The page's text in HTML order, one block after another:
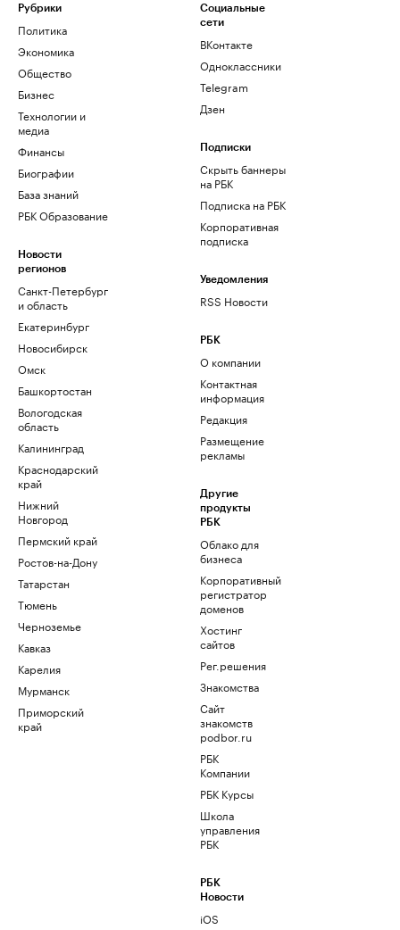
Рубрики
Политика
Экономика
Общество
Бизнес
Технологии и
медиа
Финансы
Биографии
База знаний
РБК Образование
Новости
регионов
Санкт-Петербург
и область
Екатеринбург
Новосибирск
Омск
Башкортостан
Вологодская
область
Калининград
Краснодарский
край
Нижний
Новгород
Пермский край
Ростов-на-Дону
Татарстан
Тюмень
Черноземье
Кавказ
Карелия
Мурманск
Приморский
край
Социальные
сети
ВКонтакте
Одноклассники
Telegram
Дзен
Подписки
Скрыть баннеры
на РБК
Подписка на РБК
Корпоративная
подписка
Уведомления
RSS Новости
РБК
О компании
Контактная
информация
Редакция
Размещение
рекламы
Другие
продукты
РБК
Облако для
бизнеса
Корпоративный
регистратор
доменов
Хостинг
сайтов
Рег.решения
Знакомства
Сайт
знакомств
podbor.ru
РБК
Компании
РБК Курсы
Школа
управления
РБК
РБК
Новости
iOS